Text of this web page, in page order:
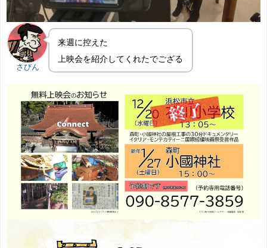
さびん
来週に控えた
上映会を紹介してくれたでござる